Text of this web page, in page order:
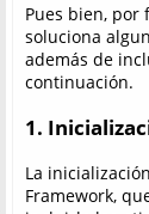
Pues bien, por
soluciona
además de
continuación.
1.
La
Framework,